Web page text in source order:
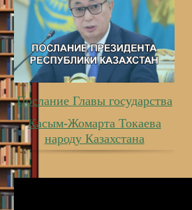
Послание Главы государства
Касым-Жомарта Токаева
народу Казахстана